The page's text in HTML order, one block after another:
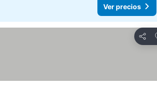
Ver precios